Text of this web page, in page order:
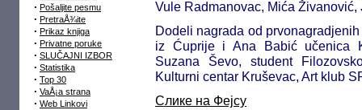
· Pošaljite pesmu
· PretraÅ¾ite
· Prikaz knjiga
· Privatne poruke
· SLUČAJNI IZBOR
· Statistika
· Top 30
· VaÅ¡a strana
· Web Linkovi
Vule Radmanovac, Mića
Dodeli nagrada od
iz Ćuprije i Ana Babić učenica
Suzana Ševo, student
Kulturni centar Kruševac, Art klub
Слике на Фејсу